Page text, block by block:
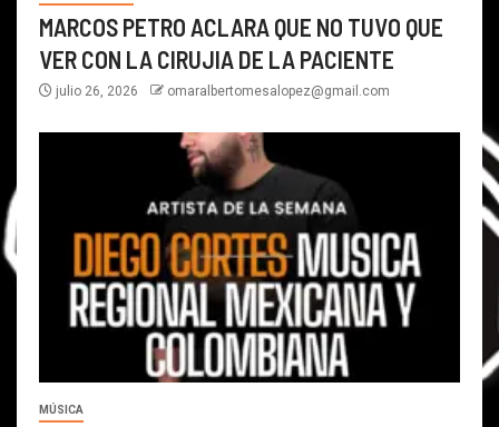
MARCOS PETRO ACLARA QUE NO TUVO QUE
VER CON LA CIRUJIA DE LA PACIENTE
julio 26, 2026 omaralbertomesalopez@gmail.com
MÚSICA